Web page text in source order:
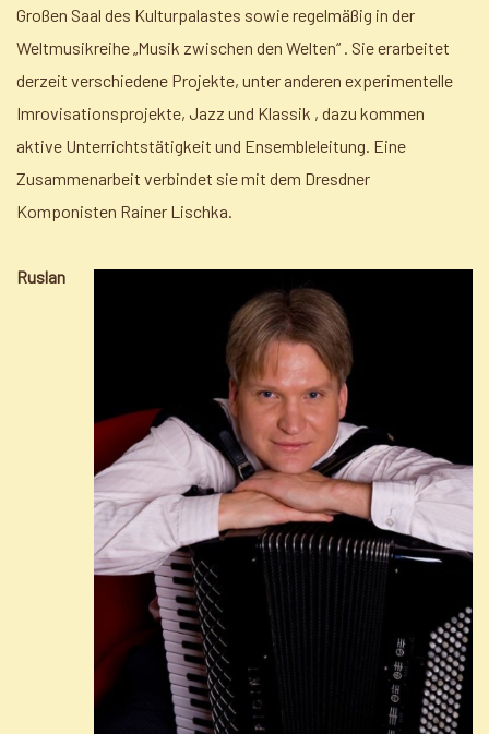
Großen Saal des Kulturpalastes sowie regelmäßig in der
Weltmusikreihe „Musik zwischen den Welten“ . Sie erarbeitet
derzeit verschiedene Projekte, unter anderen experimentelle
Imrovisationsprojekte, Jazz und Klassik , dazu kommen
aktive Unterrichtstätigkeit und Ensembleleitung. Eine
Zusammenarbeit verbindet sie mit dem Dresdner
Komponisten Rainer Lischka.
Ruslan